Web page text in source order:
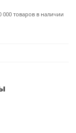
000 товаров в наличии